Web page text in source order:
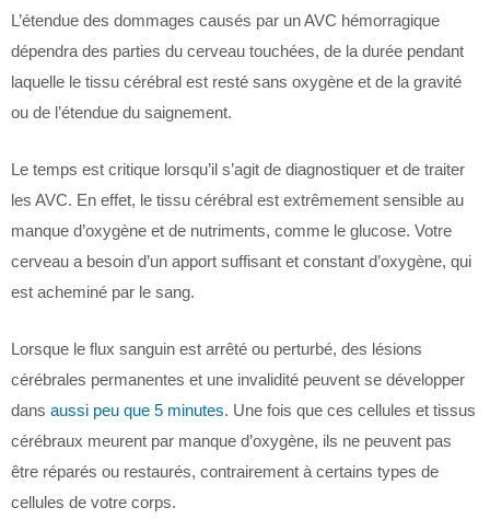
L’étendue des dommages causés par un AVC hémorragique
dépendra des parties du cerveau touchées, de la durée pendant
laquelle le tissu cérébral est resté sans oxygène et de la gravité
ou de l’étendue du saignement.
Le temps est critique lorsqu’il s’agit de diagnostiquer et de traiter
les AVC. En effet, le tissu cérébral est extrêmement sensible au
manque d’oxygène et de nutriments, comme le glucose. Votre
cerveau a besoin d’un apport suffisant et constant d’oxygène, qui
est acheminé par le sang.
Lorsque le flux sanguin est arrêté ou perturbé, des lésions
cérébrales permanentes et une invalidité peuvent se développer
dans aussi peu que 5 minutes. Une fois que ces cellules et tissus
cérébraux meurent par manque d’oxygène, ils ne peuvent pas
être réparés ou restaurés, contrairement à certains types de
cellules de votre corps.